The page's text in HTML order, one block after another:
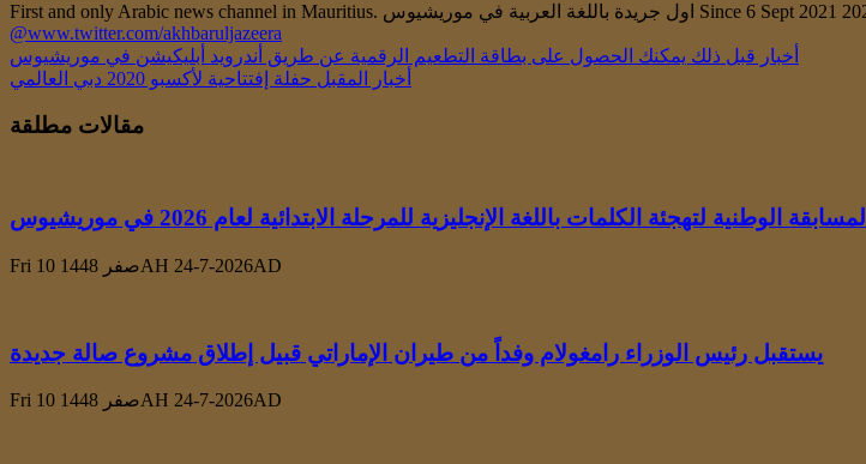
@www.twitter.com/akhbaruljazeera
أخبار قبل ذلك يمكنك الحصول على بطاقة التطعيم الرقمية عن طريق أندرويد أبليكيشن في موريشيوس
أخبار المقبل حفلة إفتتاحية لأكسبو 2020 دبي العالمي
مقالات مطلقة
المسابقة الوطنية لتهجئة الكلمات باللغة الإنجليزية للمرحلة الابتدائية لعام 2026 في موريشيوس
Fri 10 صفر 1448AH 24-7-2026AD
يستقبل رئيس الوزراء رامغولام وفداً من طيران الإماراتي قبيل إطلاق مشروع صالة جديدة
Fri 10 صفر 1448AH 24-7-2026AD